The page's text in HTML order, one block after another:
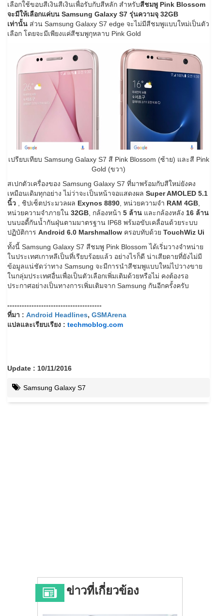
เลือกใช้ขอบสีเงินสีเงินเพื่อรับกับสีหลัก สำหรับสีชมพู Pink Blossom
จะมีให้เลือกแค่บน Samsung Galaxy S7 รุ่นความจุ 32GB
เท่านั้น ส่วน Samsung Galaxy S7 edge จะไม่มีสีชมพูแบบใหม่เป็นตัว
เลือก โดยจะมีเพียงแค่สีชมพูกุหลาบ Pink Gold
เปรียบเทียบ Samsung Galaxy S7 สี Pink Blossom (ซ้าย) และสี Pink
Gold (ขวา)
สเปกตัวเครื่องของ Samsung Galaxy S7 ที่มาพร้อมกับสีใหม่ยังคง
เหมือนเดิมทุกอย่าง ไม่ว่าจะเป็นหน้าจอแสดงผล Super AMOLED 5.1
นิ้ว
, ชิปเซ็ตประมวลผล Exynos 8890 , หน่วยความจำ RAM 4GB
หน่วยความจำภายใน 32GB กล้องหน้า 5 ล้าน และกล้องหลัง 16 ล้าน
บนบอดี้กันน้ำกันฝุ่นตามมาตรฐาน IP68 พร้มอขับเคลื่อนด้วยระบบ
ปฏิบัติการ Android 6.0 Marshmallow ครอบทับด้วย TouchWiz Ui
ทั้งนี้ Samsung Galaxy S7 สีชมพู Pink Blossom ได้เริ่มวางจำหน่าย
ในประเทศเกาหลีเป็นที่เรียบร้อยแล้ว อย่างไรก็ดี น่าเสียดายที่ยังไม่มี
ข้อมูลแน่ชัดว่าทาง Samsung จะมีการนำสีชมพูแบบใหม่ไปวางขาย
ในกลุ่มประเทศอื่นเพื่อเป็นตัวเลือกเพิ่มเติมด้วยหรือไม่ คงต้องรอ
ประกาศอย่างเป็นทางการเพิ่มเติมจาก Samsung กันอีกครั้งครับ
---------------------------------------
ที่มา : Android Headlines, GSMArena
แปลและเรียบเรียง : techmoblog.com
Update : 10/11/2016
Samsung Galaxy S7
ข่าวที่เกี่ยวข้อง